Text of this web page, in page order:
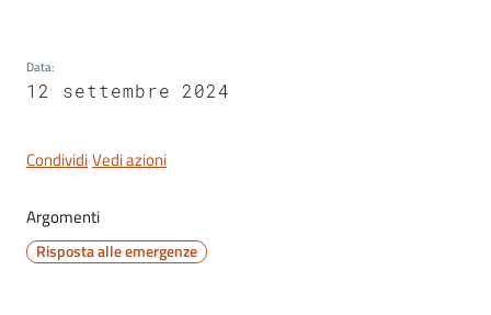
Data:
12 settembre 2024
CondividiVedi azioni
Argomenti
Risposta alle emergenze